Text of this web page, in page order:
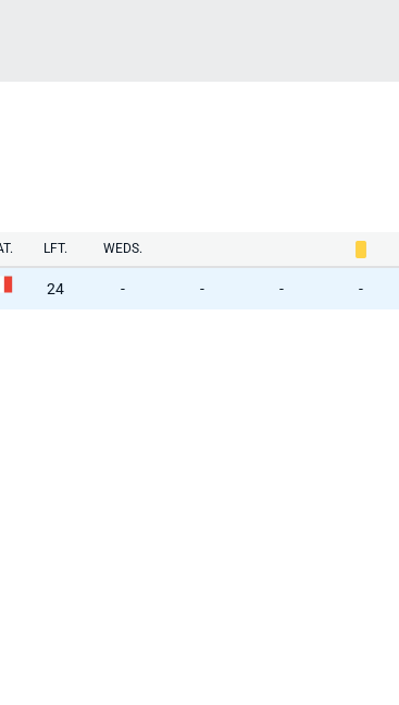
LFT. WEDS.
24 - - - -